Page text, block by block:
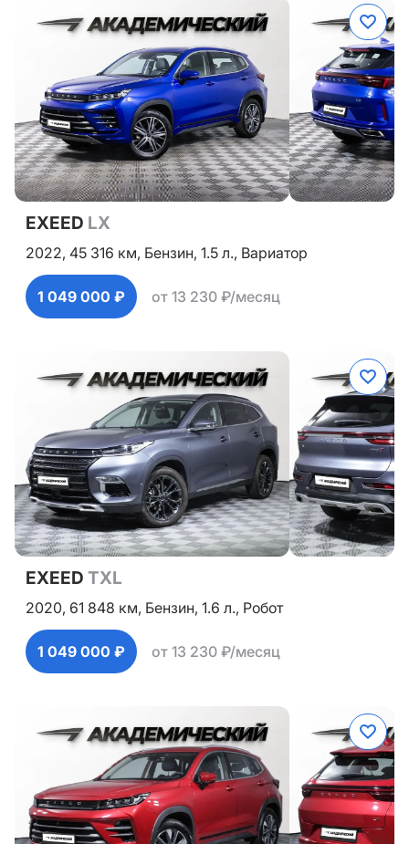
EXEED LX
2022, 45 316 км, Бензин, 1.5 л., Вариатор
1 049 000 ₽ от 13 230 ₽/месяц
EXEED TXL
2020, 61 848 км, Бензин, 1.6 л., Робот
1 049 000 ₽ от 13 230 ₽/месяц